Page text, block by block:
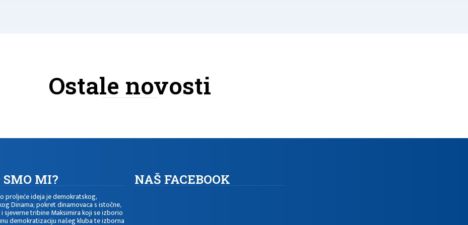
Ostale novosti
SMO MI?
proljećeideja je demokratskog,
Dinama;pokret dinamovaca s istočne,
sjeverne tribine Maksimira koji se izborio
demokratizaciju našeg kluba te izborna
NAŠ FACEBOOK